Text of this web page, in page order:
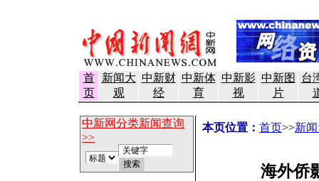
首
页
新闻大
观
中新财
经
中新体
育
中新影
视
中新图
片
台
中新网分类新闻查询
>>
本页位置： 首页>>新
海外侨